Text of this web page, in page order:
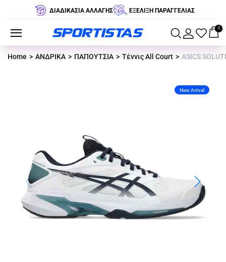
ΔΙΑΔΙΚΑΣΙΑ ΑΛΛΑΓΗΣ ΕΞΕΛΙΞΗ ΠΑΡΑΓΓΕΛΙΑΣ
0
Home ΑΝΔΡΙΚΑ ΠΑΠΟΥΤΣΙΑ Τέννις All Court ASICS
New Arrival